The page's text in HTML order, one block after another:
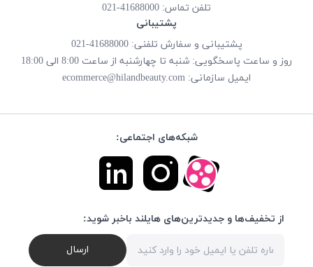
تلفن تماس: 41688000-021
پشتیبانی
پشتیبانی و سفارش تلفنی: 41688000-021
روز و ساعت پاسخگویی: شنبه تا چهارشنبه از ساعت 8:00 الی 18:00
ایمیل سازمانی: ecommerce@hilandbeauty.com
شبکه‌های اجتماعی:
از تخفیف‌ها و جدیدترین‌های هایلند باخبر شوید:
ارسال